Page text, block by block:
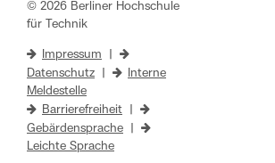
© 2026 Berliner Hochschule
für Technik
Impressum
Datenschutz
Interne
Meldestelle
Barrierefreiheit
Gebärdensprache
Leichte Sprache